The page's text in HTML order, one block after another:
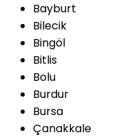
Bayburt
Bilecik
Bingöl
Bitlis
Bolu
Burdur
Bursa
Çanakkale